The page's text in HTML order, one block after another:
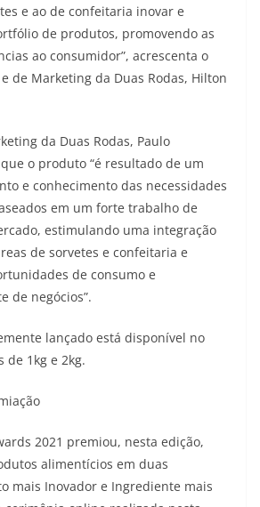
e ao de confeitaria inovar e
de produtos, promovendo as
ao consumidor”, acrescenta o
de Marketing da Duas Rodas, Hilton
da Duas Rodas, Paulo
o produto “é resultado de um
e conhecimento das necessidades
em um forte trabalho de
estimulando uma integração
de sorvetes e confeitaria e
de consumo e
de negócios”.
lançado está disponível no
de 1kg e 2kg.
2021 premiou, nesta edição,
alimentícios em duas
mais Inovador e Ingrediente mais